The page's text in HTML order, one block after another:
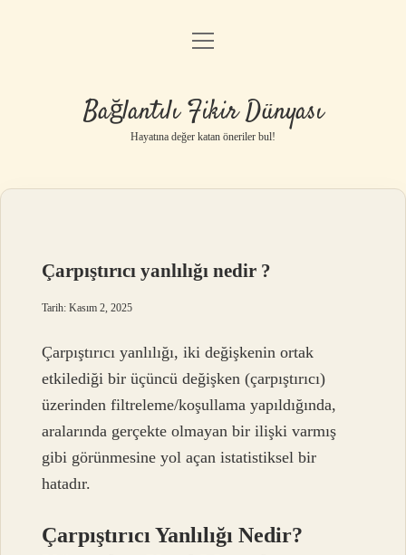
Anasayfa
Yasal Uyarı
menüyü
Bağlantılı Fikir Dünyası
Hayatına değer katan öneriler bul!
Çarpıştırıcı yanlılığı nedir ?
Tarih: Kasım 2, 2025
Çarpıştırıcı yanlılığı, iki değişkenin ortak
etkilediği bir üçüncü değişken (çarpıştırıcı)
üzerinden filtreleme/koşullama yapıldığında,
aralarında gerçekte olmayan bir ilişki varmış
gibi görünmesine yol açan istatistiksel bir
hatadır.
Çarpıştırıcı Yanlılığı Nedir?